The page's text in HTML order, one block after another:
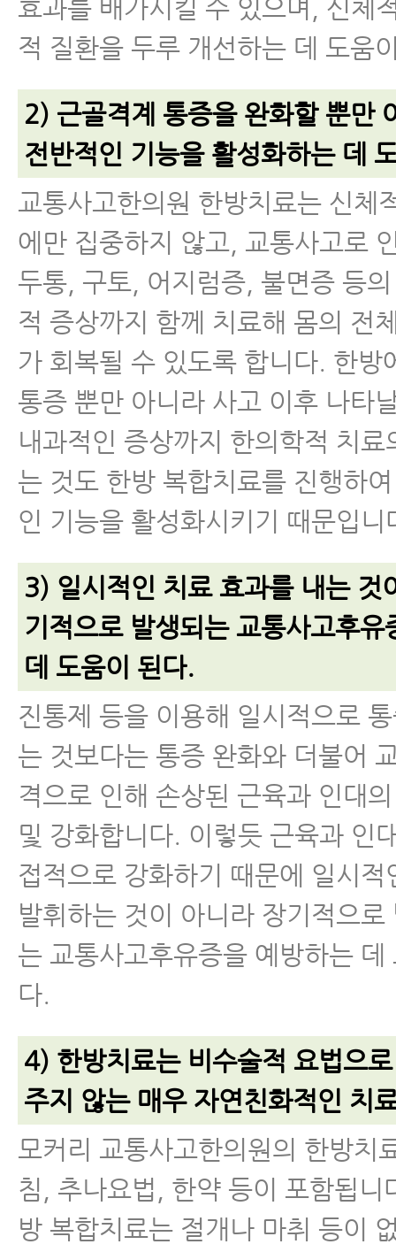
효과를 배가시킬 수 있으며, 신체
적 질환을 두루 개선하는 데 도움
2) 근골격계 통증을 완화할 뿐만
전반적인 기능을 활성화하는 데
교통사고한의원 한방치료는 신체
에만 집중하지 않고, 교통사고로
두통, 구토, 어지럼증, 불면증 등
적 증상까지 함께 치료해 몸의 전
가 회복될 수 있도록 합니다. 한방
통증 뿐만 아니라 사고 이후 나타
내과적인 증상까지 한의학적 치료
는 것도 한방 복합치료를 진행하
인 기능을 활성화시키기 때문입니
3) 일시적인 치료 효과를 내는 것
기적으로 발생되는 교통사고후유
데 도움이 된다.
진통제 등을 이용해 일시적으로
는 것보다는 통증 완화와 더불어
격으로 인해 손상된 근육과 인대
및 강화합니다. 이렇듯 근육과 인
접적으로 강화하기 때문에 일시적
발휘하는 것이 아니라 장기적으로
는 교통사고후유증을 예방하는 데
다.
4) 한방치료는 비수술적 요법으
주지 않는 매우 자연친화적인 치
모커리 교통사고한의원의 한방치
침, 추나요법, 한약 등이 포함됩니
방 복합치료는 절개나 마취 등이